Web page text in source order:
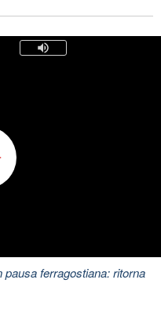
pausa ferragostiana: ritorna